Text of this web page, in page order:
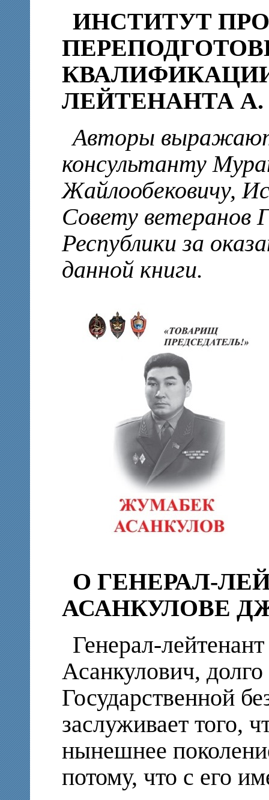
ИНСТИТУТ
ЛЕЙТЕНАНТА А.
Авторы
консультанту
Жайлообековичу,
Совету ветеранов
Республики за
данной книги.
О ГЕНЕРАЛ-
АСАНКУЛОВЕ
Генерал-
Асанкулович,
Государственной
заслуживает того,
нынешнее
потому, что с его